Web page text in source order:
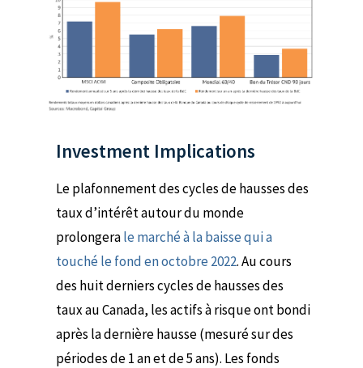
Investment Implications
Le plafonnement des cycles de hausses des
taux d’intérêt autour du monde
prolongerale marché à la baisse qui a
touché le fond en octobre 2022.Au cours
des huit derniers cycles de hausses des
taux au Canada, les actifs à risque ont bondi
après la dernière hausse (mesuré sur des
périodes de 1 an et de 5 ans). Les fonds